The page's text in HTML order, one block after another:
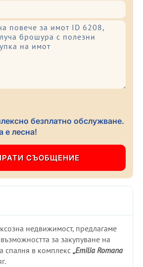
безплатно обслужване.
е лесна!
недвижимост, предлагаме
за закупуване на
спалня в комплекс „Emilia Romana